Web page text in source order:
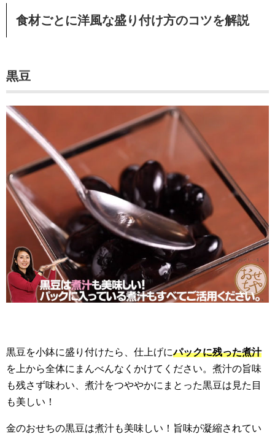
食材ごとに洋風な盛り付け方のコツを解説
黒豆
黒豆を小鉢に盛り付けたら、仕上げにパックに残った煮汁
を上から全体にまんべんなくかけてください。煮汁の旨味
も残さず味わい、煮汁をつややかにまとった黒豆は見た目
も美しい！
金のおせちの黒豆は煮汁も美味しい！旨味が凝縮されてい